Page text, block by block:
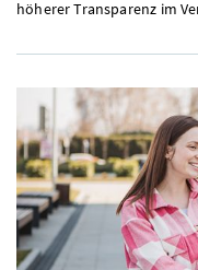
höherer Transparenz im